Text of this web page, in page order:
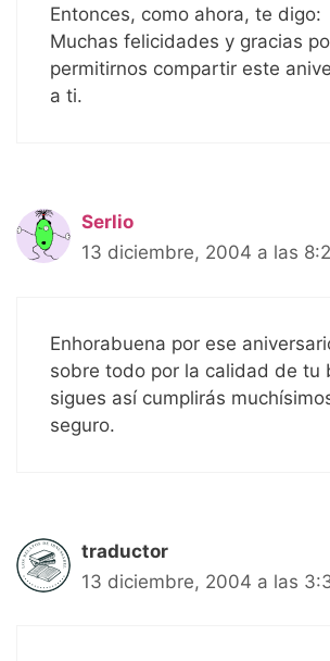
Entonces, como ahora, te digo:
Muchas felicidades y gracias
permitirnos compartir este
a ti.
Serlio
13 diciembre, 2004 a las
Enhorabuena por ese
sobre todo por la calidad de tu
sigues así cumplirás
seguro.
traductor
13 diciembre, 2004 a las